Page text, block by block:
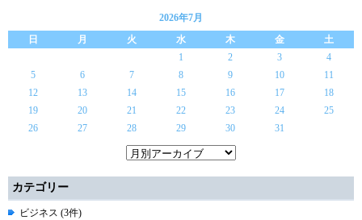
2026年7月
日
月 火 水 木 金
土
1
2 3
4
5
6 7 8 9 10
11
12
13 14 15 16 17
18
19
20 21 22 23 24
25
26
27 28 29 30 31
カテゴリー
ビジネス (3件)